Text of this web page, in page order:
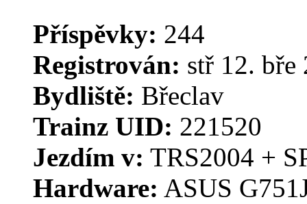
Příspěvky: 244
Registrován: stř 12. bře
Bydliště: Břeclav
Trainz UID: 221520
Jezdím v: TRS2004 +
Hardware: ASUS